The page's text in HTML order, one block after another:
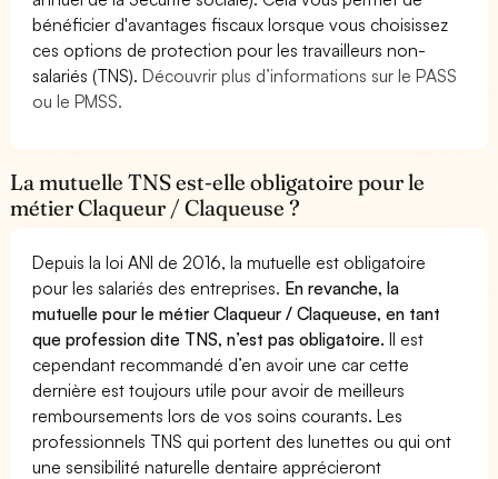
bénéficier d'avantages fiscaux lorsque vous choisissez
ces options de protection pour les travailleurs non-
salariés (TNS).Découvrir plus d’informations sur le PASS
ou le PMSS.
La mutuelle TNS est-elle obligatoire pour le
métier Claqueur / Claqueuse ?
Depuis la loi ANI de 2016, la mutuelle est obligatoire
pour les salariés des entreprises. En revanche, la
mutuelle pour le métier Claqueur / Claqueuse, en tant
que profession dite TNS, n’est pas obligatoire.Il est
cependant recommandé d’en avoir une car cette
dernière est toujours utile pour avoir de meilleurs
remboursements lors de vos soins courants. Les
professionnels TNS qui portent des lunettes ou qui ont
une sensibilité naturelle dentaire apprécieront